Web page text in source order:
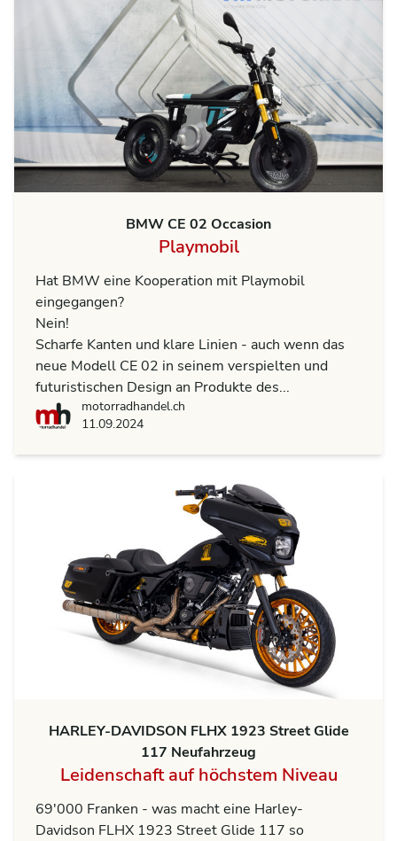
BMW CE 02 Occasion
Playmobil
Hat BMW eine Kooperation mit Playmobil
eingegangen?
Nein!
Scharfe Kanten und klare Linien - auch wenn das
neue Modell CE 02 in seinem verspielten und
futuristischen Design an Produkte des...
motorradhandel.ch
motorradhandel.ch
11.09.2024
HARLEY-DAVIDSON FLHX 1923 Street Glide
117 Neufahrzeug
Leidenschaft auf höchstem Niveau
69'000 Franken - was macht eine Harley-
Davidson FLHX 1923 Street Glide 117 so